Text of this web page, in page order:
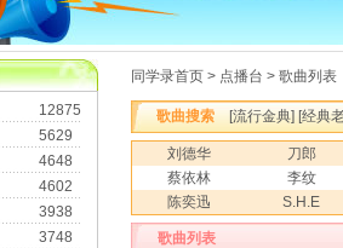
12875
5629
4648
4602
3938
3748
同学录首页 > 点播台 > 歌曲列表
歌曲搜索 [流行金典] [经典
刘德华
刀郎
蔡依林
李纹
陈奕迅
S.H.E
歌曲列表